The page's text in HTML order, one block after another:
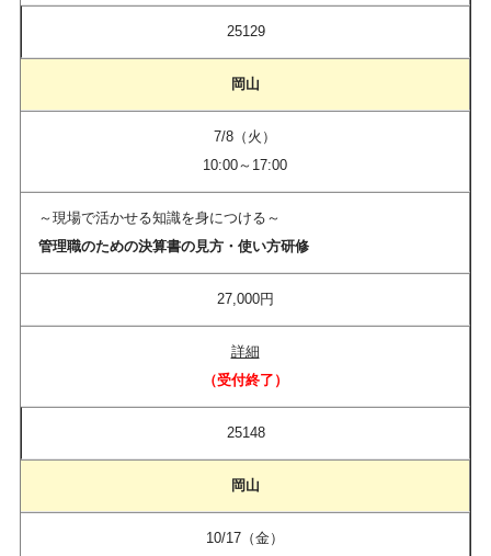
25129
岡山
7/8（火）
10:00～17:00
～現場で活かせる知識を身につける～
管理職のための決算書の見方・使い方研修
27,000円
詳細
（受付終了）​
25148
岡山
10/17（金）